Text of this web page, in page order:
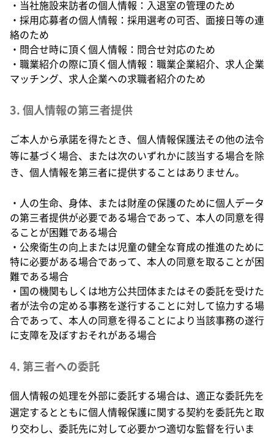
・当社施設来訪者の個人情報：入退室の管理のため
・採用応募者の個人情報：採用選考の可否、面接日等の連
絡のため
・問合せ時に頂く個人情報：問合せ対応のため
・職業紹介の際に頂く個人情報：職業企業紹介、求人企業
マッチング、求人企業への求職者紹介のため
3. 個人情報の第三者提供
ご本人から承諾を得たとき、個人情報保護法その他の法令
等に基づく場合、または次のいずれかに該当する場合を除
き、個人情報を第三者に提供することはありません。
・人の生命、身体、または財産の保護のために個人データ
の第三者提供が必要である場合であって、本人の同意を得
ることが困難である場合
・公衆衛生の向上または児童の健全な育成の推進のために
特に必要がある場合であって、本人の同意を取ることが困
難である場合
・国の機関もしくは地方公共団体またはその委託を受けた
者が法令の定める事務を遂行することに対して協力する場
合であって、本人の同意を得ることにより当該事務の遂行
に支障を及ぼすおそれがある場合
4. 第三者への委託
個人情報の処理を外部に委託する場合は、適正な委託先を
選定するとともに個人情報保護に関する契約を委託先と取
り交わし、委託先に対して必要かつ適切な監督を行いま